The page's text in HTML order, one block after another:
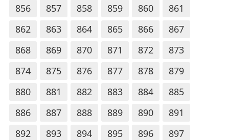
856
857 858 859 860
861
862
863 864 865 866
867
868
869 870 871 872
873
874
875 876 877 878
879
880
881 882 883 884
885
886
887 888 889 890
891
892
893 894 895 896
897